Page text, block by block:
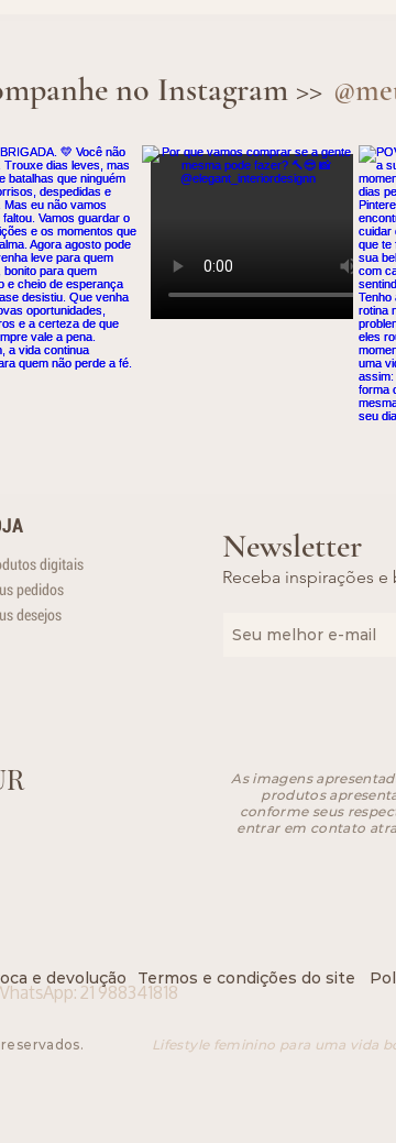
no Instagram >>
digitais
pedidos
desejos
Newsletter
Receba inspirações e
As imagens
produtos
conforme seus
entrar em contato
21 988341818
e devolução Termos e condições do site
Lifestyle feminino para uma vida